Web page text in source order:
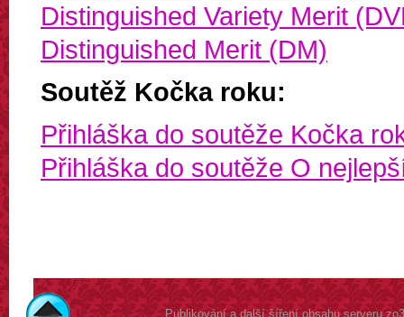
Distinguished Variety Merit
Distinguished Merit (DM)
Soutěž Kočka roku:
Přihláška do soutěže Kočka
Přihláška do soutěže O
Publikování a další šíření obsahu serveru